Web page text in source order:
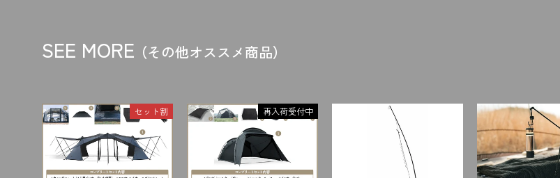
メリット③ハンモック泊が可能に
ハンモックが苦手な方は、タープの下にコットを設置するのもおすすめです。ワイルド感たっぷりのソロキャンプを楽しめます。
夜間に突然雨が降ってきてもタープの「屋根」があるので大丈夫です。
SEE MORE （その他オススメ商品）
セット割 再入荷受付中